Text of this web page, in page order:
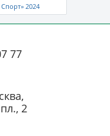
2024
77
2